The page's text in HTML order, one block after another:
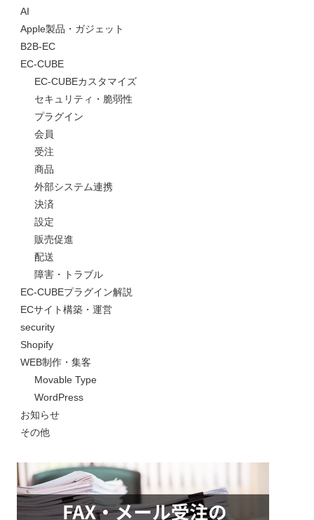
AI
Apple製品・ガジェット
B2B-EC
EC-CUBE
EC-CUBEカスタマイズ
セキュリティ・脆弱性
プラグイン
会員
受注
商品
外部システム連携
決済
設定
販売促進
配送
障害・トラブル
EC-CUBEプラグイン解説
ECサイト構築・運営
security
Shopify
WEB制作・集客
Movable Type
WordPress
お知らせ
その他